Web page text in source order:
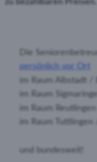
zu bezahlbaren Preisen.
Die
persönlich vor Ort
im Raum Albstadt
im Raum
im Raum
im Raum
und bundesweit!